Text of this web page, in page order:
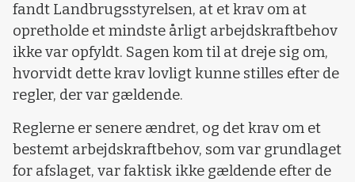
fandt Landbrugsstyrelsen, at et krav om at
opretholde et mindste årligt arbejdskraftbehov
ikke var opfyldt. Sagen kom til at dreje sig om,
hvorvidt dette krav lovligt kunne stilles efter de
regler, der var gældende.
Reglerne er senere ændret, og det krav om et
bestemt arbejdskraftbehov, som var grundlaget
for afslaget, var faktisk ikke gældende efter de